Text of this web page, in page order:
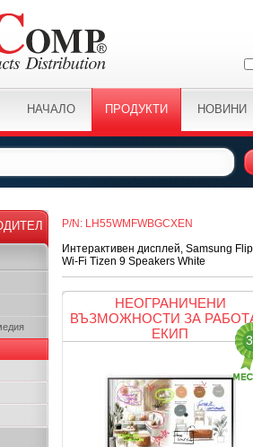
НАЧАЛО ПРОДУКТИ НОВИНИ
P/N: LH55WMFWBGCXEN
Интерактивен дисплей, Samsung
Wi-Fi Tizen 9 Speakers White
НЕОГРАНИЧЕНИ
ВЪЗМОЖНОСТИ ЗА
ЕКИП